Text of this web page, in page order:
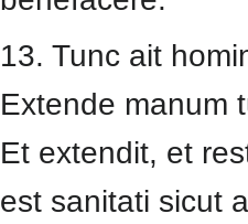
13. Tunc ait
Extende manum
Et extendit, et
est sanitati sicut